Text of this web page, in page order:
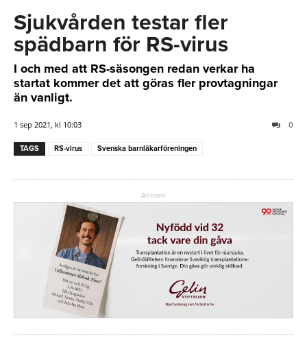
Sjukvården testar fler
spädbarn för RS-virus
I och med att RS-säsongen redan verkar ha
startat kommer det att göras fler provtagningar
än vanligt.
1 sep 2021, kl 10:03 0
TAGS RS-virus Svenska barnläkarföreningen
Annons